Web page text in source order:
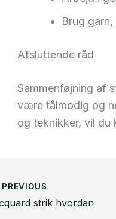
Brug
Afsluttende råd
Sammenføjning af
være tålmodig og
og teknikker, vil du
PREVIOUS
strik hvordan